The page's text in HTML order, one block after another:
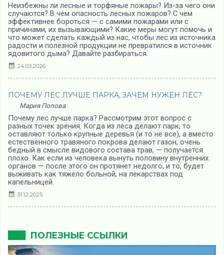
Неизбежны ли лесные и торфяные пожары? Из-за чего они
случаются? В чем опасность лесных пожаров? С чем
эффективнее бороться — с самими пожарами или с
причинами, их вызывающими? Какие меры могут помочь и
что может сделать каждый из нас, чтобы лес из источника
радости и полезной продукции не превратился в источник
ядовитого дыма? Давайте разбираться.
24.03.2026
ПОЧЕМУ ЛЕС ЛУЧШЕ ПАРКА, ЗАЧЕМ НУЖЕН ЛЕС?
Мария Попова
Почему лес лучше парка? Рассмотрим этот вопрос с
разных точек зрения. Когда из леса делают парк, то
оставляют только крупные деревья (и то не все), а вместо
естественного травяного покрова делают газон, очень
бедный в смысле видового состава трав, — получается
плохо. Как если из человека вынуть половину внутренних
органов — после этого он протянет недолго, и то, будет
выживать как тяжело больной, на лекарствах под
капельницей.
31.12.2025
ПОЛЕЗНЫЕ ССЫЛКИ